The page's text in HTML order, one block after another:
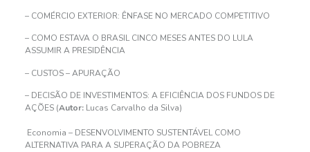
– COMÉRCIO EXTERIOR: ÊNFASE NO MERCADO COMPETITIVO
– COMO ESTAVA O BRASIL CINCO MESES ANTES DO LULA
ASSUMIR A PRESIDÊNCIA
– CUSTOS – APURAÇÃO
– DECISÃO DE INVESTIMENTOS: A EFICIÊNCIA DOS FUNDOS DE
AÇÕES (Autor: Lucas Carvalho da Silva)
Economia – DESENVOLVIMENTO SUSTENTÁVEL COMO
ALTERNATIVA PARA A SUPERAÇÃO DA POBREZA